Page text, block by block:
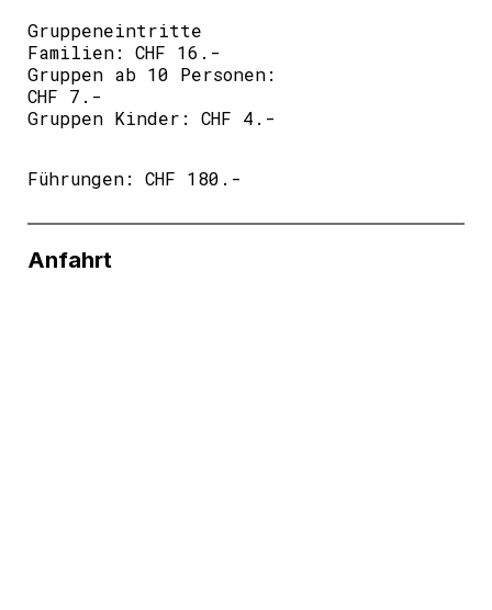
Gruppeneintritte
Familien: CHF 16.-
Gruppen ab 10 Personen:
CHF 7.-
Gruppen Kinder: CHF 4.-
Führungen: CHF 180.-
Anfahrt